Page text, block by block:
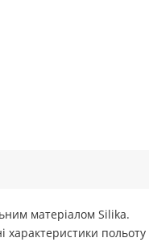
матеріалом Silika.
характеристики польоту